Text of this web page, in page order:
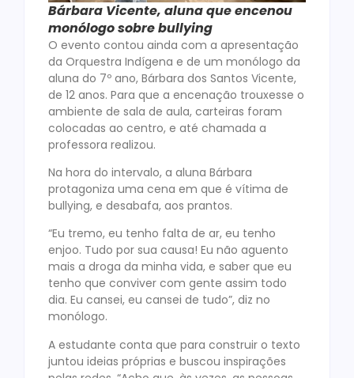
Bárbara Vicente, aluna que encenou
monólogo sobre bullying
O evento contou ainda com a apresentação
da Orquestra Indígena e de um monólogo da
aluna do 7º ano, Bárbara dos Santos Vicente,
de 12 anos. Para que a encenação trouxesse o
ambiente de sala de aula, carteiras foram
colocadas ao centro, e até chamada a
professora realizou.
Na hora do intervalo, a aluna Bárbara
protagoniza uma cena em que é vítima de
bullying, e desabafa, aos prantos.
“Eu tremo, eu tenho falta de ar, eu tenho
enjoo. Tudo por sua causa! Eu não aguento
mais a droga da minha vida, e saber que eu
tenho que conviver com gente assim todo
dia. Eu cansei, eu cansei de tudo”, diz no
monólogo.
A estudante conta que para construir o texto
juntou ideias próprias e buscou inspirações